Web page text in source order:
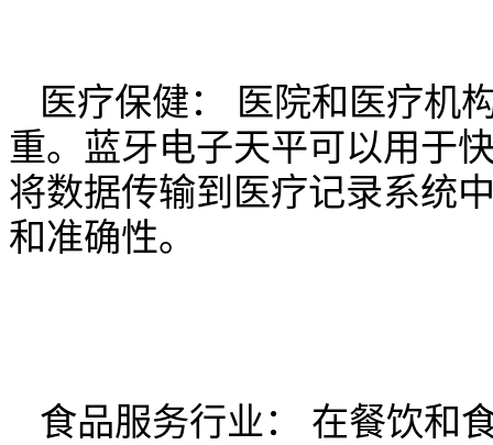
医疗保健： 医院和医疗机
重。蓝牙电子天平可以用于
将数据传输到医疗记录系统
和准确性。
食品服务行业： 在餐饮和